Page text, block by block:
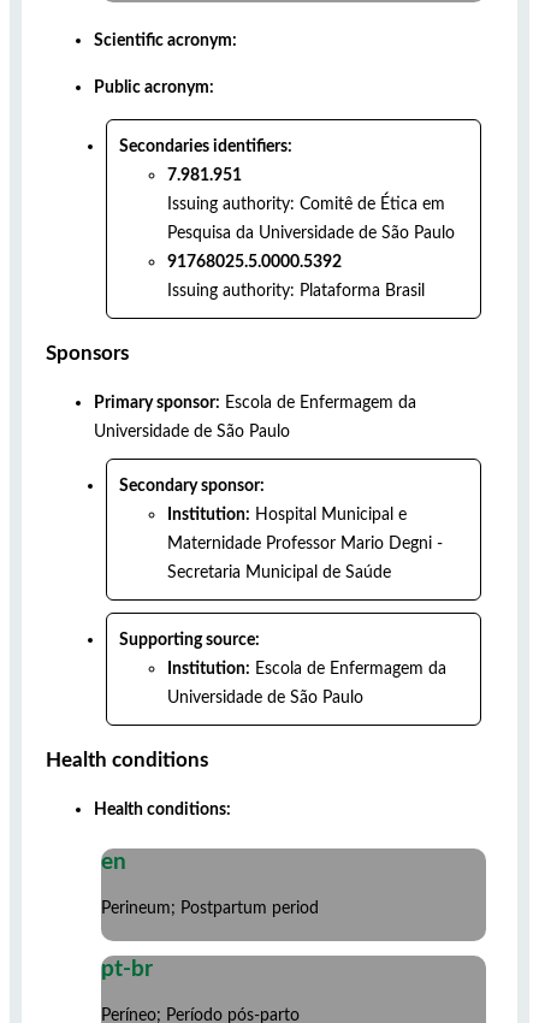
Scientific acronym:
Public acronym:
Secondaries identifiers:
7.981.951
Issuing authority: Comitê de Ética em
Pesquisa da Universidade de São Paulo
91768025.5.0000.5392
Issuing authority: Plataforma Brasil
Sponsors
Primary sponsor: Escola de Enfermagem da
Universidade de São Paulo
Secondary sponsor:
Institution: Hospital Municipal e
Maternidade Professor Mario Degni -
Secretaria Municipal de Saúde
Supporting source:
Institution: Escola de Enfermagem da
Universidade de São Paulo
Health conditions
Health conditions:
en
Perineum; Postpartum period
pt-br
Períneo; Período pós-parto